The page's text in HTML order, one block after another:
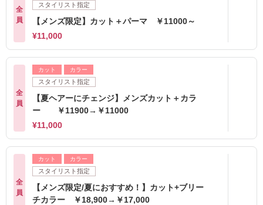
全
員
スタイリスト指定
【メンズ限定】カット＋パーマ ￥11000～
¥11,000
全
員
カット カラー
スタイリスト指定
【夏ヘアーにチェンジ】メンズカット＋カラ
ー ￥11900→￥11000
¥11,000
全
員
カット カラー
スタイリスト指定
【メンズ限定/夏におすすめ！】カット+ブリー
チカラー ￥18,900→￥17,000